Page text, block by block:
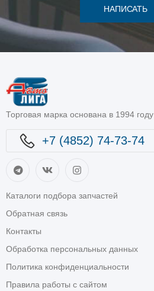
НАПИСАТЬ
Торговая марка основана в 1994 году
+7 (4852) 74-73-74
Каталоги подбора запчастей
Обратная связь
Контакты
Обработка персональных данных
Политика конфиденциальности
Правила работы с сайтом